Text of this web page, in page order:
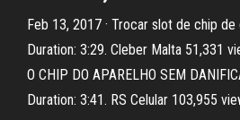
Feb 13, 2017 · Trocar slot de chip de
Duration: 3:29. Cleber Malta 51,331
O CHIP DO APARELHO SEM
Duration: 3:41. RS Celular 103,955